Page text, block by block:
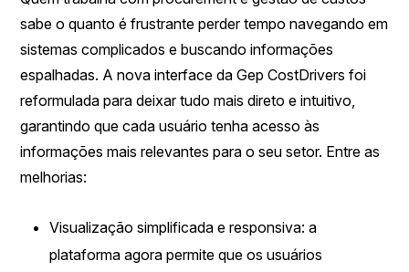
sabe o quanto é frustrante perder tempo navegando em
sistemas complicados e buscando informações
espalhadas. A nova interface da Gep CostDrivers foi
reformulada para deixar tudo mais direto e intuitivo,
garantindo que cada usuário tenha acesso às
informações mais relevantes para o seu setor. Entre as
melhorias:
Visualização simplificada e responsiva: a
plataforma agora permite que os usuários